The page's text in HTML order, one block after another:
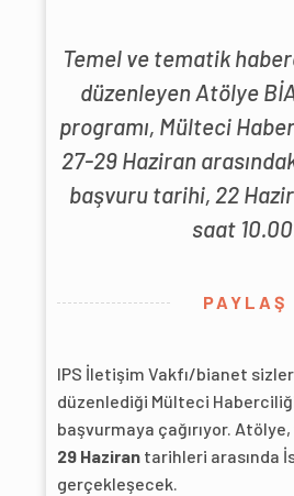
Temel ve tematik
düzenleyen Atölye
programı, Mülteci
27-29 Haziran
başvuru tarihi, 22
saat
PAYLAŞ
IPS İletişim Vakfı/bianet sizleri
düzenlediği Mülteci
başvurmaya çağırıyor.
29 Hazirantarihleri arasında
gerçekleşecek.